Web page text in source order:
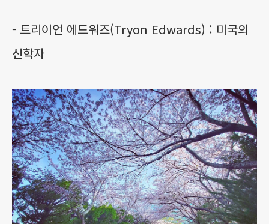
- 트리이언 에드워즈(Tryon Edwards) : 미국의
신학자